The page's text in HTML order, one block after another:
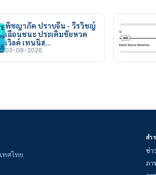
พิชญาภัค ปราบจีน - วีรวิชญ์
เฉือนชนะ ประเดิมชัยหวด
เวิลด์ เทนนิส…
03-08-2026
ทศไทย
สำ
ข่า
ภา